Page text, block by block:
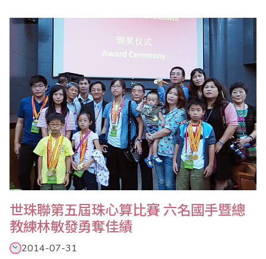
長、台北市珠算心算學會楊程焰理事長、桃園縣多元教育發展協會
施美鈴理事長等出席，以及林敏發、陳賀斌、蔡雅秋等老師與會。
本次大會由於去年（2013）12月聯合國教科文..
世珠聯第五屆珠心算比賽 六名國手暨總
教練林敏發勇奪佳績
2014-07-31